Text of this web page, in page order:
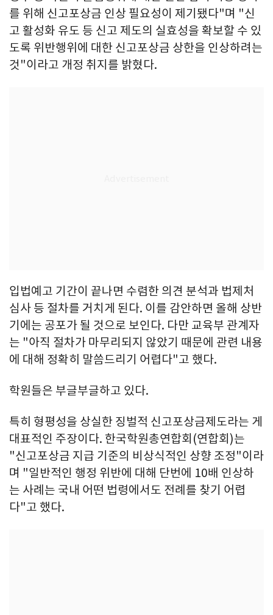
를 위해 신고포상금 인상 필요성이 제기됐다"며 "신
고 활성화 유도 등 신고 제도의 실효성을 확보할 수 있
도록 위반행위에 대한 신고포상금 상한을 인상하려는
것"이라고 개정 취지를 밝혔다.
입법예고 기간이 끝나면 수렴한 의견 분석과 법제처
심사 등 절차를 거치게 된다. 이를 감안하면 올해 상반
기에는 공포가 될 것으로 보인다. 다만 교육부 관계자
는 "아직 절차가 마무리되지 않았기 때문에 관련 내용
에 대해 정확히 말씀드리기 어렵다"고 했다.
학원들은 부글부글하고 있다.
특히 형평성을 상실한 징벌적 신고포상금제도라는 게
대표적인 주장이다. 한국학원총연합회(연합회)는
"신고포상금 지급 기준의 비상식적인 상향 조정"이라
며 "일반적인 행정 위반에 대해 단번에 10배 인상하
는 사례는 국내 어떤 법령에서도 전례를 찾기 어렵
다"고 했다.